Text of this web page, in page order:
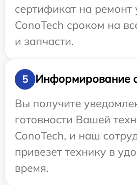
сертификат на ремонт
ConoTech сроком на
и запчасти.
5
Информирование
Вы получите
готовности Вашей
ConoTech, и наш
привезет технику в
время.